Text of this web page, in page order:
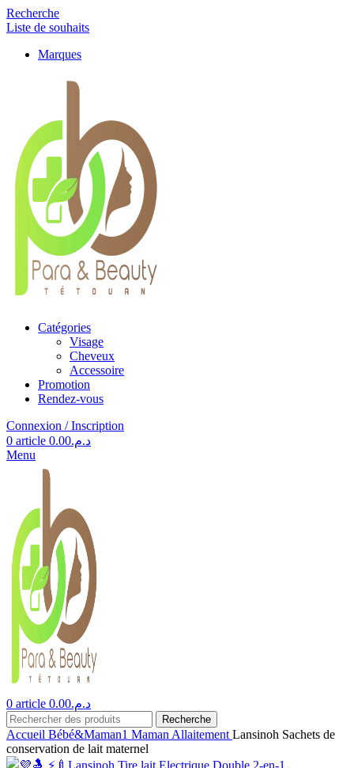
Recherche
Liste de souhaits
Marques
Catégories
Visage
Cheveux
Accessoire
Promotion
Rendez-vous
Connexion / Inscription
0 article د.م.0.00
Menu
0 article د.م.0.00
Recherche
Accueil Bébé&Maman1 Maman Allaitement Lansinoh Sachets de
conservation de lait maternel